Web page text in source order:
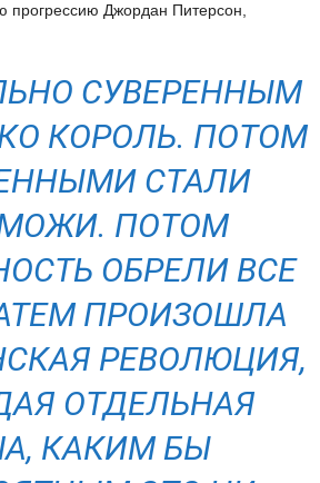
прогрессию Джордан Питерсон,
СУВЕРЕННЫМ
КОРОЛЬ. ПОТОМ
СТАЛИ
ПОТОМ
ОБРЕЛИ ВСЕ
ПРОИЗОШЛА
РЕВОЛЮЦИЯ,
ОТДЕЛЬНАЯ
КАКИМ БЫ